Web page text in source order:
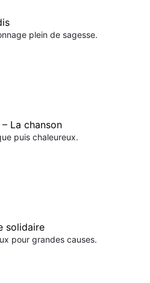
plein de sagesse.
– La chanson
puis chaleureux.
solidaire
pour grandes causes.